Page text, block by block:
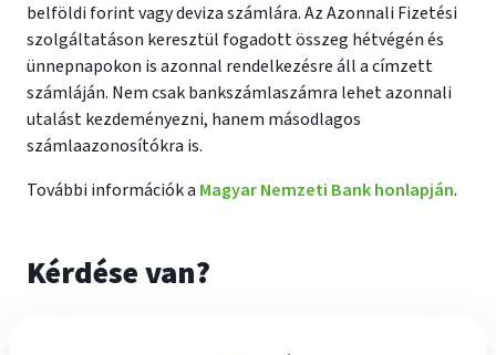
belföldi forint vagy deviza számlára. Az Azonnali Fizetési
szolgáltatáson keresztül fogadott összeg hétvégén és
ünnepnapokon is azonnal rendelkezésre áll a címzett
számláján. Nem csak bankszámlaszámra lehet azonnali
utalást kezdeményezni, hanem másodlagos
számlaazonosítókra is.
További információk a Magyar Nemzeti Bank honlapján.
Kérdése van?